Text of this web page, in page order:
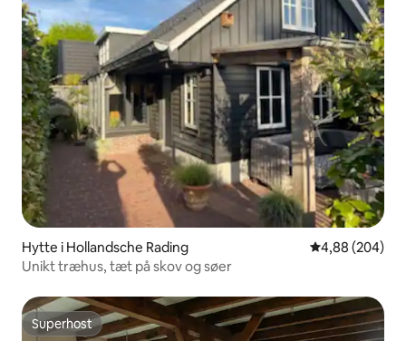
Hytte i Hollandsche Rading 4,88 ud af 5 i
4,88 (204)
Unikt træhus, tæt på skov og søer
Superhost
Superhost